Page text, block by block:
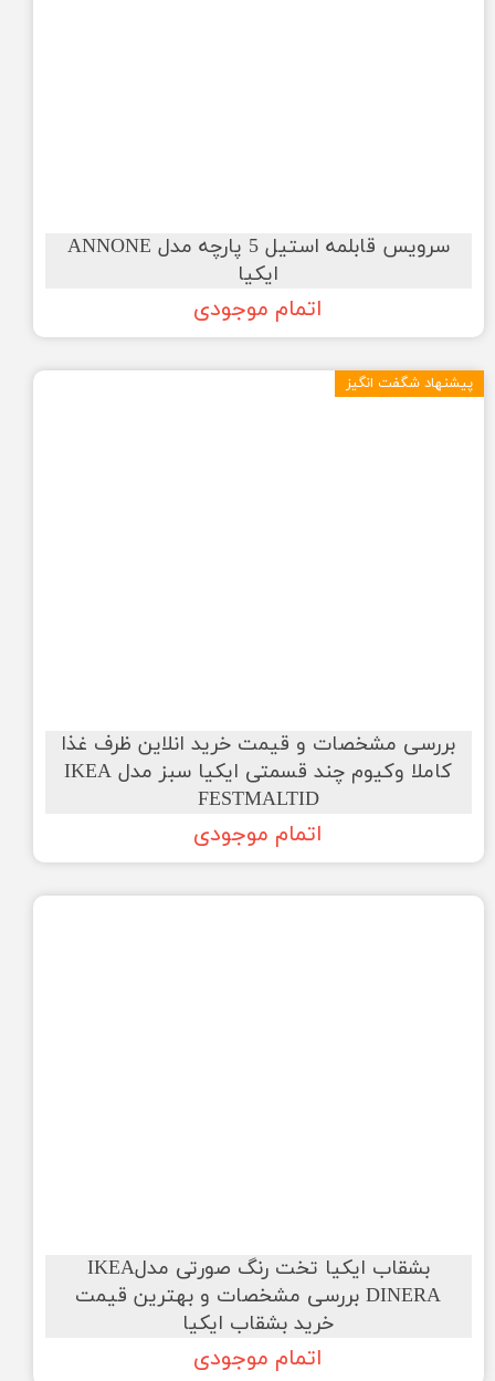
سرویس قابلمه استیل 5 پارچه مدل ANNONE
ایکیا
اتمام موجودی
بررسی مشخصات و قیمت خرید انلاین ظرف غذا
کاملا وکیوم چند قسمتی ایکیا سبز مدل IKEA
FESTMALTID
اتمام موجودی
پیشنهاد شگفت انگیز
بشقاب ایکیا تخت رنگ صورتی مدلIKEA
DINERA بررسی مشخصات و بهترین قیمت
خرید بشقاب ایکیا
اتمام موجودی